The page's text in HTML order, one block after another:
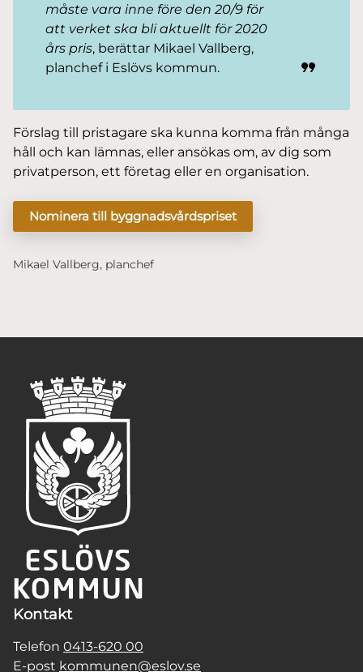
måste vara inne före den 20/9 för
att verket ska bli aktuellt för 2020
års pris, berättar Mikael Vallberg,
planchef i Eslövs kommun.
Förslag till pristagare ska kunna komma från många
håll och kan lämnas, eller ansökas om, av dig som
privatperson, ett företag eller en organisation.
Nominera till byggnadsvårdspriset
Mikael Vallberg, planchef
Kontakt
Telefon 0413-620 00
E-post kommunen@eslov.se